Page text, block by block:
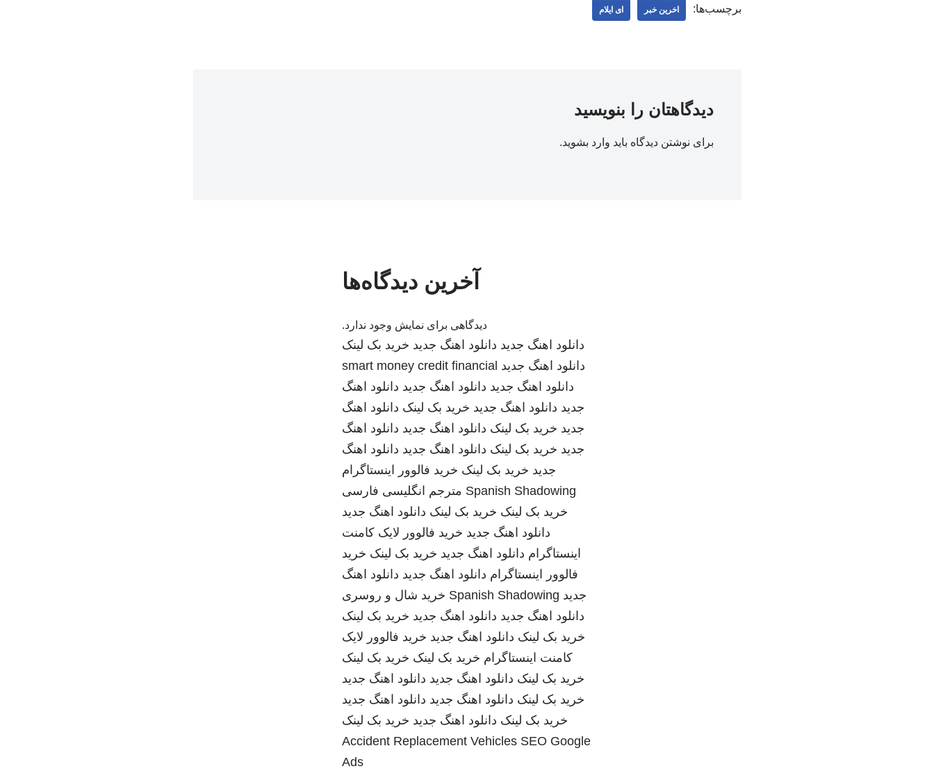
برچسب‌ها: اخرین خبر ای ایلام
دیدگاهتان را بنویسید
برای نوشتن دیدگاه باید وارد بشوید.
آخرین دیدگاه‌ها
دیدگاهی برای نمایش وجود ندارد.
دانلود اهنگ جدید دانلود اهنگ جدید خرید بک لینک
دانلود اهنگ جدید smart money credit financial
دانلود اهنگ جدید دانلود اهنگ جدید دانلود اهنگ
جدید دانلود اهنگ جدید خرید بک لینک دانلود اهنگ
جدید خرید بک لینک دانلود اهنگ جدید دانلود اهنگ
جدید خرید بک لینک دانلود اهنگ جدید دانلود اهنگ
جدید خرید بک لینک خرید فالوور اینستاگرام
Spanish Shadowing مترجم انگلیسی فارسی
خرید بک لینک خرید بک لینک دانلود اهنگ جدید
دانلود اهنگ جدید خرید فالوور لایک کامنت
اینستاگرام دانلود اهنگ جدید خرید بک لینک خرید
فالوور اینستاگرام دانلود اهنگ جدید دانلود اهنگ
جدید Spanish Shadowing خرید شال و روسری
دانلود اهنگ جدید دانلود اهنگ جدید خرید بک لینک
خرید بک لینک دانلود اهنگ جدید خرید فالوور لایک
کامنت اینستاگرام خرید بک لینک خرید بک لینک
خرید بک لینک دانلود اهنگ جدید دانلود اهنگ جدید
خرید بک لینک دانلود اهنگ جدید دانلود اهنگ جدید
خرید بک لینک دانلود اهنگ جدید خرید بک لینک
Accident Replacement Vehicles SEO Google
Ads